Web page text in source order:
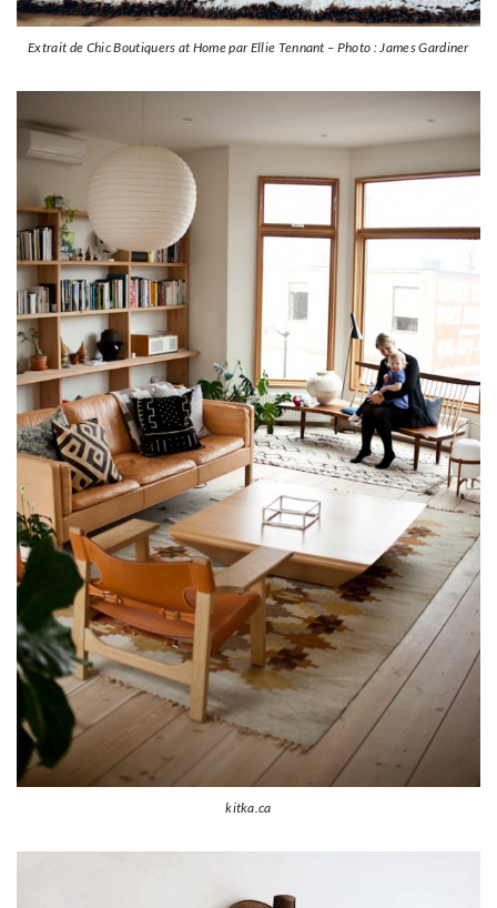
Extrait de Chic Boutiquers at Home par Ellie Tennant – Photo : James Gardiner
kitka.ca